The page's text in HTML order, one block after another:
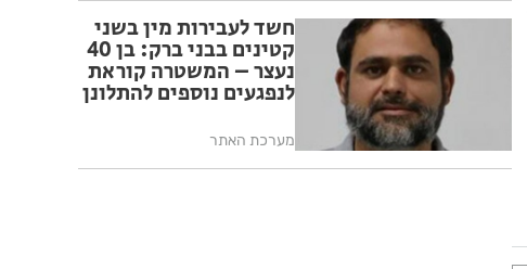
חשד לעבירות מין בשני
קטינים בבני ברק: בן 40
נעצר – המשטרה קוראת
לנפגעים נוספים להתלונן
מערכת האתר